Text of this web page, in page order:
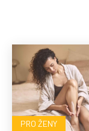
PRO ŽENY